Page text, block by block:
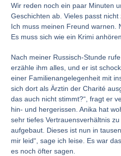
Wir reden noch ein paar Minuten
Geschichten ab. Vieles passt
Ich muss meinen Freund warnen.
Es muss sich wie ein Krimi
Nach meiner Russisch-Stunde
erzähle ihm alles, und er ist
einer Familienangelegenheit mit
sich dort als Ärztin der Charité
das auch nicht stimmt?“, fragt er
hin- und hergerissen. Anika hat
sehr tiefes Vertrauensverhältnis
aufgebaut. Dieses ist nun in
mir leid“, sage ich leise. Es war
es noch öfter sagen.